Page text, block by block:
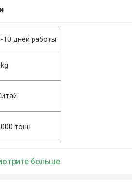
10 дней работы
тонн
больше